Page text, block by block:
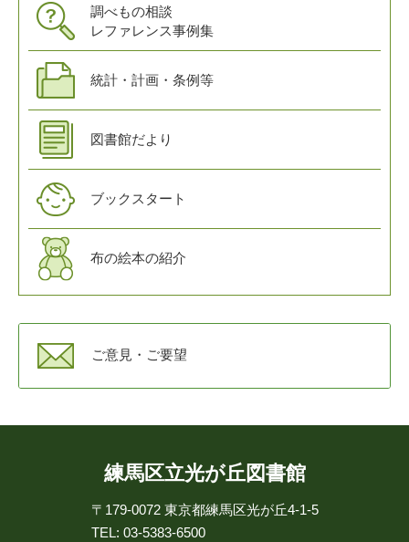
調べもの相談
レファレンス事例集
統計・計画・条例等
図書館だより
ブックスタート
布の絵本の紹介
ご意見・ご要望
練馬区立光が丘図書館
〒179-0072 東京都練馬区光が丘4-1-5
TEL: 03-5383-6500